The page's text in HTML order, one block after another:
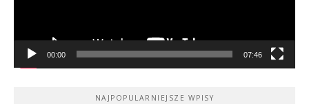
00:00 07:46
NAJPOPULARNIEJSZE WPISY